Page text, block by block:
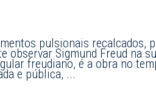
pulsionais recalcados,
Sigmund Freud na
freudiano, é a obra no
e pública, ...